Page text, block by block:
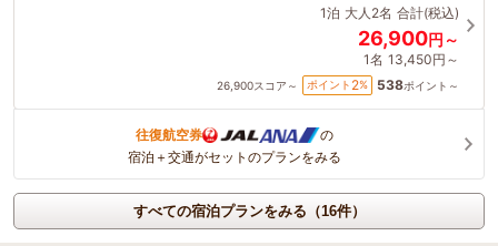
1泊 大人2名 合計(税込)
26,900円～
1名 13,450円～
26,900スコア～ ポイント 2% 538ポイント～
往復航空券
の
宿泊＋交通がセットのプランをみる
すべての宿泊プランをみる（16件）